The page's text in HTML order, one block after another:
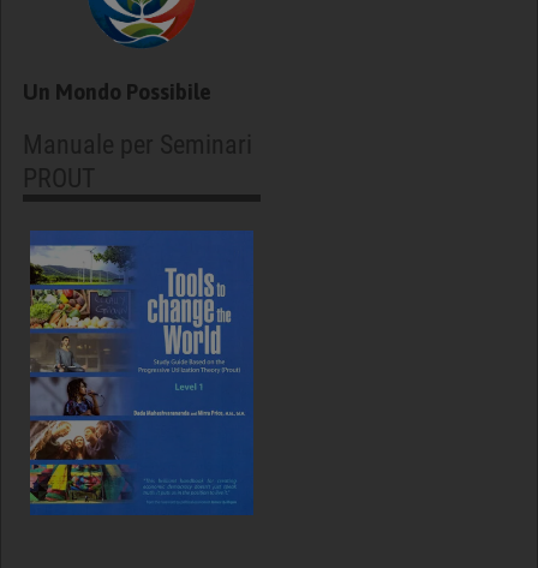
Un Mondo Possibile